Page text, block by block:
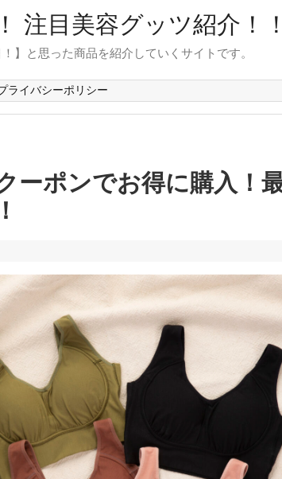
注目美容グッツ紹介！！
】と思った商品を紹介していくサイトです。
ライバシーポリシー
ーポンでお得に購入！